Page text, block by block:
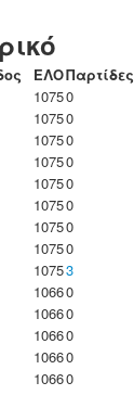
ΕΛΟΠαρτίδες
10750
10750
10750
10750
10750
10750
10750
10750
10753
10660
10660
10660
10660
10660